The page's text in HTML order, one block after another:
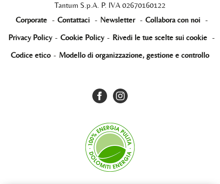
Tantum S.p.A. P. IVA 02670160122
Corporate - Contattaci - Newsletter - Collabora con noi -
Privacy Policy - Cookie Policy - Rivedi le tue scelte sui cookie -
Codice etico - Modello di organizzazione, gestione e controllo